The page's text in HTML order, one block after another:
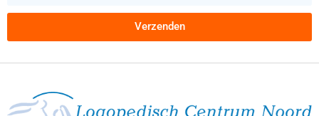
Verzenden